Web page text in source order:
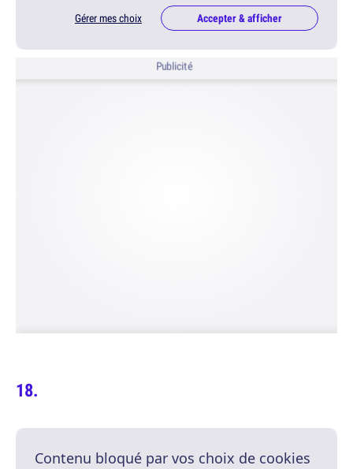
Gérer mes choix Accepter & afficher
Publicité
Contenu bloqué par vos choix de cookies